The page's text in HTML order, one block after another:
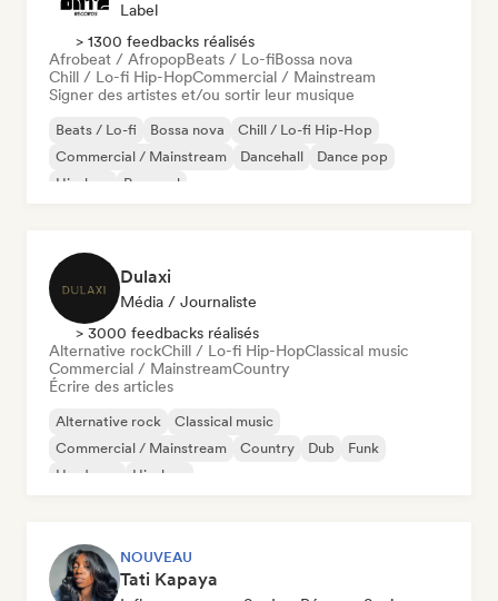
Label
> 1300 feedbacks réalisés
Afrobeat / AfropopBeats / Lo-fiBossa nova
Chill / Lo-fi Hip-HopCommercial / Mainstream
Signer des artistes et/ou sortir leur musique
Beats / Lo-fi Bossa nova
Chill / Lo-fi Hip-Hop
Commercial / Mainstream
Dancehall
Dance pop
Hip-hop
Pop soul
Dulaxi
Média / Journaliste
> 3000 feedbacks réalisés
Alternative rockChill / Lo-fi Hip-HopClassical music
Commercial / MainstreamCountry
Écrire des articles
Alternative rock
Classical music
Commercial / Mainstream
Country Dub
Funk
Hardcore
Hip-hop
NOUVEAU
Tati Kapaya